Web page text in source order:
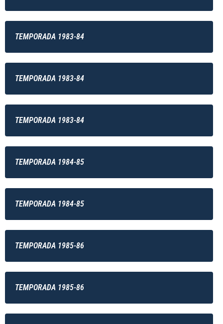
TEMPORADA 1983-84
TEMPORADA 1983-84
TEMPORADA 1983-84
TEMPORADA 1984-85
TEMPORADA 1984-85
TEMPORADA 1985-86
TEMPORADA 1985-86